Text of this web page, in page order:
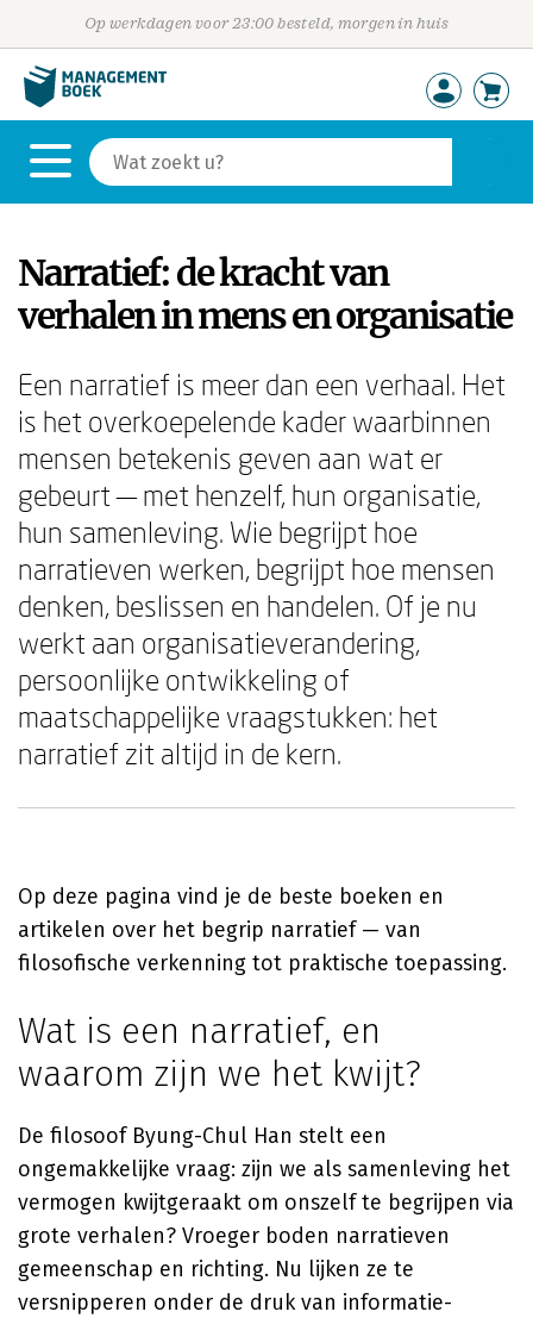
Op werkdagen voor 23:00 besteld, morgen in huis
Narratief: de kracht van
verhalen in mens en organisatie
Een narratief is meer dan een verhaal. Het
is het overkoepelende kader waarbinnen
mensen betekenis geven aan wat er
gebeurt — met henzelf, hun organisatie,
hun samenleving. Wie begrijpt hoe
narratieven werken, begrijpt hoe mensen
denken, beslissen en handelen. Of je nu
werkt aan organisatieverandering,
persoonlijke ontwikkeling of
maatschappelijke vraagstukken: het
narratief zit altijd in de kern.
Op deze pagina vind je de beste boeken en
artikelen over het begrip narratief — van
filosofische verkenning tot praktische toepassing.
Wat is een narratief, en
waarom zijn we het kwijt?
De filosoof Byung-Chul Han stelt een
ongemakkelijke vraag: zijn we als samenleving het
vermogen kwijtgeraakt om onszelf te begrijpen via
grote verhalen? Vroeger boden narratieven
gemeenschap en richting. Nu lijken ze te
versnipperen onder de druk van informatie-